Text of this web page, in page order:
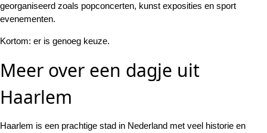
georganiseerd zoals popconcerten, kunst exposities en sport
evenementen.
Kortom: er is genoeg keuze.
Meer over een dagje uit
Haarlem
Haarlem is een prachtige stad in Nederland met veel historie en